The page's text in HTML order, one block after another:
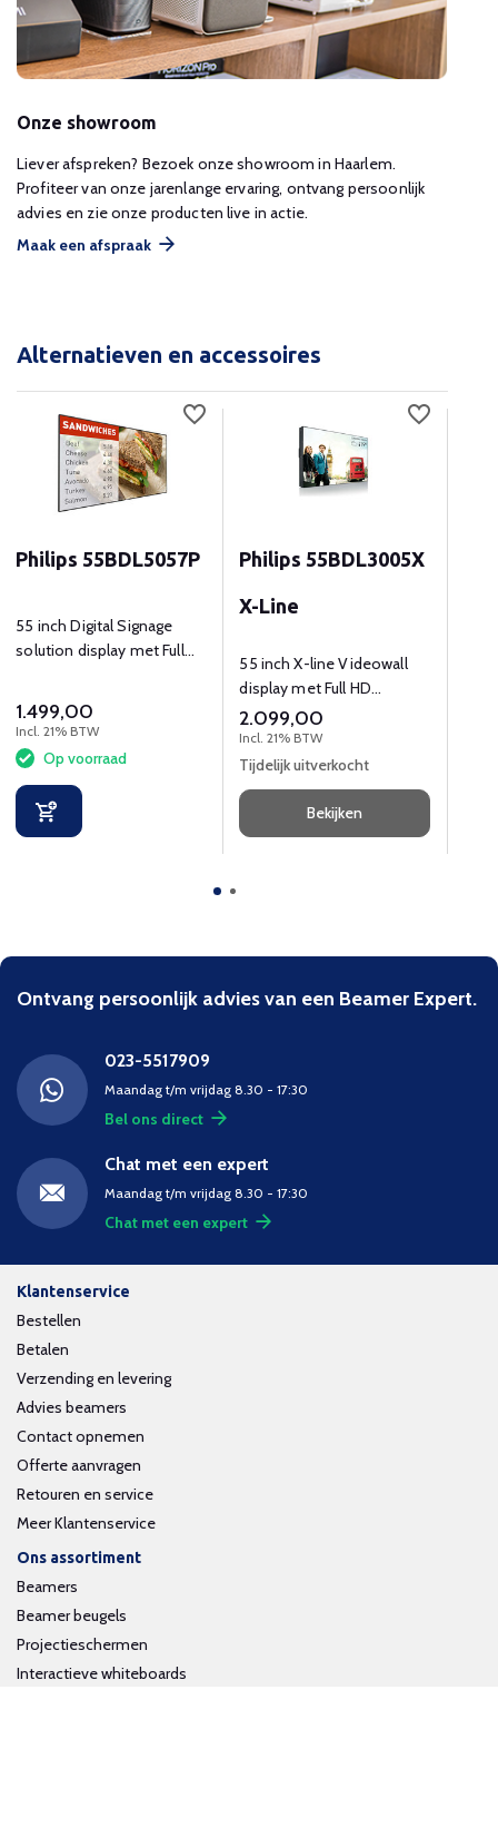
Onze showroom
Liever afspreken? Bezoek onze showroom in Haarlem.
Profiteer van onze jarenlange ervaring, ontvang persoonlijk
advies en zie onze producten live in actie.
Maak een afspraak
Alternatieven en accessoires
Philips 55BDL5057P
55 inch Digital Signage
solution display met Full
1.499,00
Incl. 21% BTW
Op voorraad
Philips 55BDL3005X
X-Line
55 inch X-line Videowall
display met Full HD
(1920x1080) resolutie en
500 cd/mÂ²
2.099,00
Incl. 21% BTW
Tijdelijk uitverkocht
Bekijken
Ontvang persoonlijk advies van een Beamer Expert.
023-5517909
Maandag t/m vrijdag 8.30 - 17:30
Bel ons direct
Chat met een expert
Maandag t/m vrijdag 8.30 - 17:30
Chat met een expert
Klantenservice
Bestellen
Betalen
Verzending en levering
Advies beamers
Contact opnemen
Offerte aanvragen
Retouren en service
Meer Klantenservice
Ons assortiment
Beamers
Beamer beugels
Projectieschermen
Interactieve whiteboards